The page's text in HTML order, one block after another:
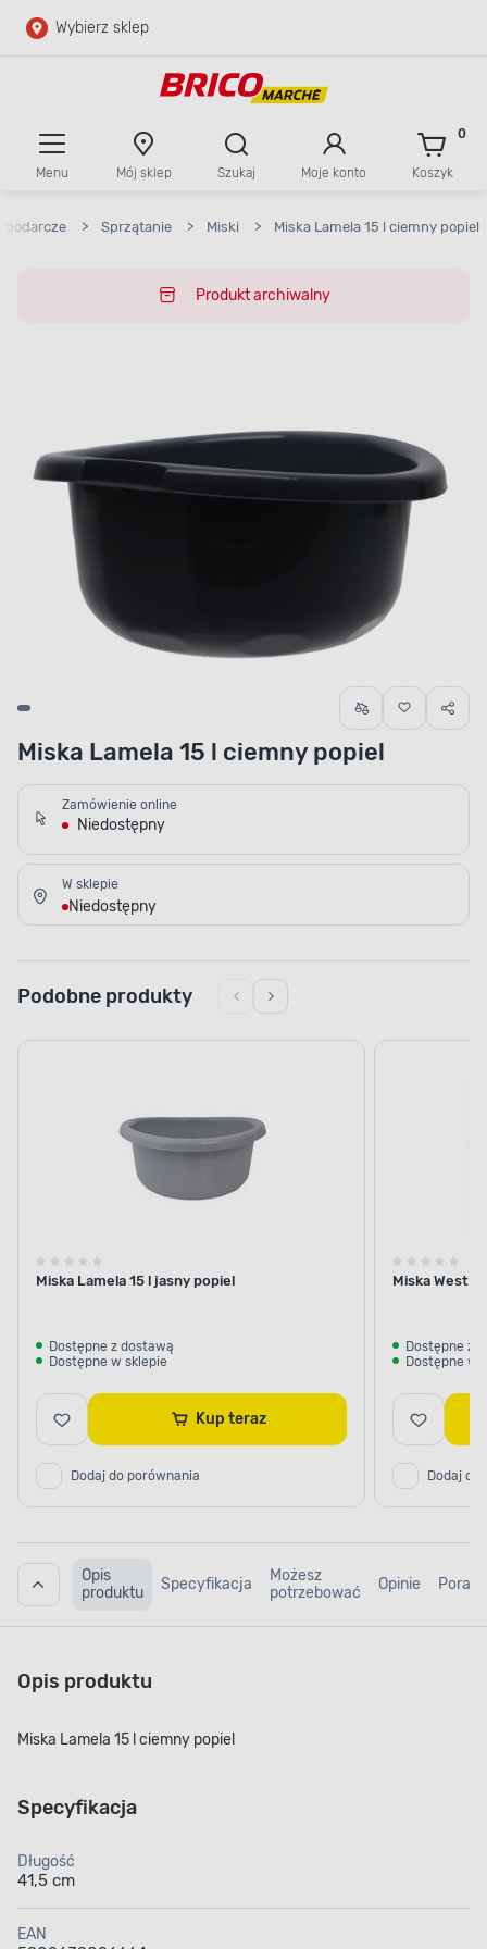
Przejdź do głównej zawartości
Wybierz sklep
Menu Mój sklep Szukaj Moje konto Koszyk
0
> Sprzątanie > Miski > Miska Lamela 15 l ciemny popiel
Produkt archiwalny
Miska Lamela 15 l ciemny popiel
Zamówienie online
Niedostępny
W sklepie
Niedostępny
Podobne produkty
Miska Lamela 15 l jasny popiel
Dostępne z dostawą
Dostępne w sklepie
Kup teraz
Dodaj do porównania
Miska West
Dostępne z
Dostępne w
Dodaj do
Opis
produktu
Specyfikacja
Możesz
potrzebować
Opinie Porady
Opis produktu
Miska Lamela 15 l ciemny popiel
Specyfikacja
Długość
41,5 cm
EAN